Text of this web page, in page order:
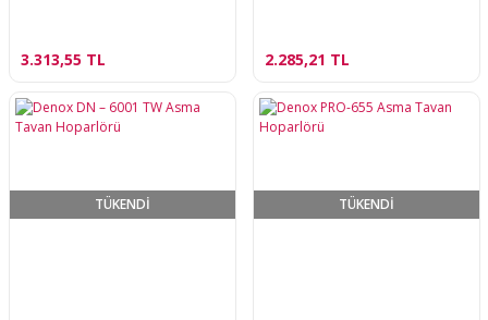
3.313,55 TL 2.285,21 TL
TÜKENDİ TÜKENDİ